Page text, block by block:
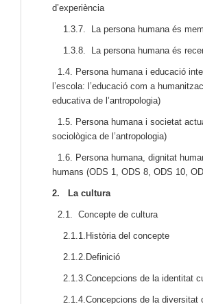
d’experiència
1.3.7. La persona humana és
1.3.8. La persona humana és
1.4. Persona humana i educació
l’escola: l’educació com a
educativa de l’antropologia)
1.5. Persona humana i societat
sociològica de l’antropologia)
1.6. Persona humana, dignitat
humans (ODS 1, ODS 8, ODS 10,
2. La cultura
2.1. Concepte de cultura
2.1.1.Història del concepte
2.1.2.Definició
2.1.3.Concepcions de la identitat
2.1.4.Concepcions de la diversitat